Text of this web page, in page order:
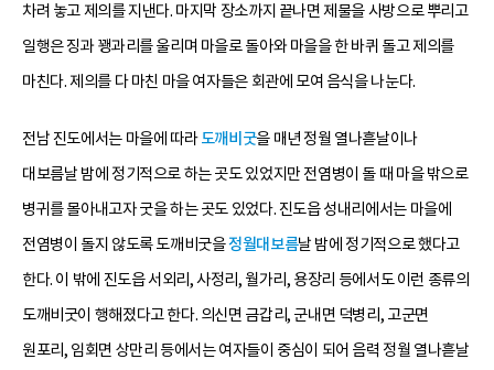
차려 놓고 제의를 지낸다. 마지막 장소까지 끝나면 제물을 사방으로 뿌리고
일행은 징과 꽹과리를 울리며 마을로 돌아와 마을을 한 바퀴 돌고 제의를
마친다. 제의를 다 마친 마을 여자들은 회관에 모여 음식을 나눈다.
전남 진도에서는 마을에 따라도깨비굿을 매년 정월 열나흗날이나
대보름날 밤에 정기적으로 하는 곳도 있었지만 전염병이 돌 때 마을 밖으로
병귀를 몰아내고자 굿을 하는 곳도 있었다. 진도읍 성내리에서는 마을에
전염병이 돌지 않도록 도깨비굿을정월대보름날 밤에 정기적으로 했다고
한다. 이 밖에 진도읍 서외리, 사정리, 월가리, 용장리 등에서도 이런 종류의
도깨비굿이 행해졌다고 한다. 의신면 금갑리, 군내면 덕병리, 고군면
원포리, 임회면 상만리 등에서는 여자들이 중심이 되어 음력 정월 열나흗날